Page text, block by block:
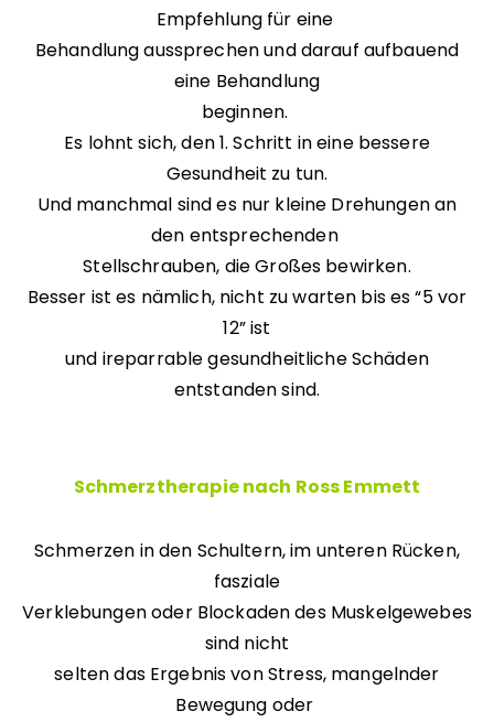
Empfehlung für eine
Behandlung aussprechen und darauf aufbauend
eine Behandlung
beginnen.
Es lohnt sich, den 1. Schritt in eine bessere
Gesundheit zu tun.
Und manchmal sind es nur kleine Drehungen an
den entsprechenden
Stellschrauben, die Großes bewirken.
Besser ist es nämlich, nicht zu warten bis es “5 vor
12” ist
und ireparrable gesundheitliche Schäden
entstanden sind.
Schmerztherapie nach Ross Emmett
Schmerzen in den Schultern, im unteren Rücken,
fasziale
Verklebungen oder Blockaden des Muskelgewebes
sind nicht
selten das Ergebnis von Stress, mangelnder
Bewegung oder